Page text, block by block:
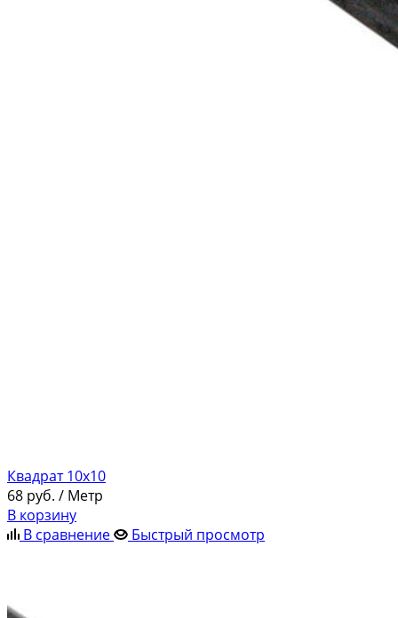
Квадрат 10х10
68 руб. / Метр
В корзину
В сравнение
Быстрый просмотр